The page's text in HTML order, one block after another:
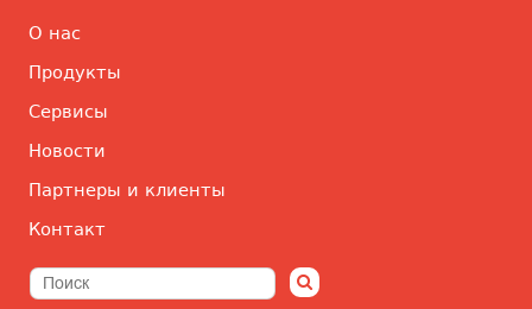
О нас
Продукты
Сервисы
Новости
Партнеры и клиенты
Контакт